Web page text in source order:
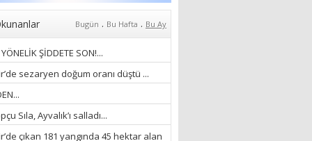
“GELİŞ VE GİDİŞLERİN
ARASINDA...”
07/04/2026
Fatma Zehra Köseley
MUSTAFA KEMALİN
KAĞNISI
07/04/2026
Bugün . Bu Hafta . Bu Ay
ŞİDDETE SON!...
sezaryen doğum oranı düştü ...
Sıla, Ayvalık’ı salladı...
çıkan 181 yangında 45 hektar alan